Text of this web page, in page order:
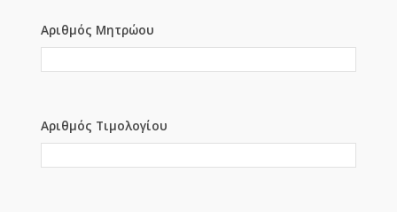
Αριθμός Μητρώου
Αριθμός Τιμολογίου